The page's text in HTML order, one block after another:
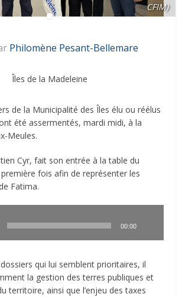
CFIM)
Philomène Pesant-Bellemare
Îles de la Madeleine
de la Municipalité des Îles élu ou réélus
été assermentés, mardi midi, à la
Meules.
Cyr, fait son entrée à la table du
fois afin de représenter les
Fatima.
00:00
qui lui semblent prioritaires, il
la gestion des terres publiques et
territoire, ainsi que l’enjeu des taxes